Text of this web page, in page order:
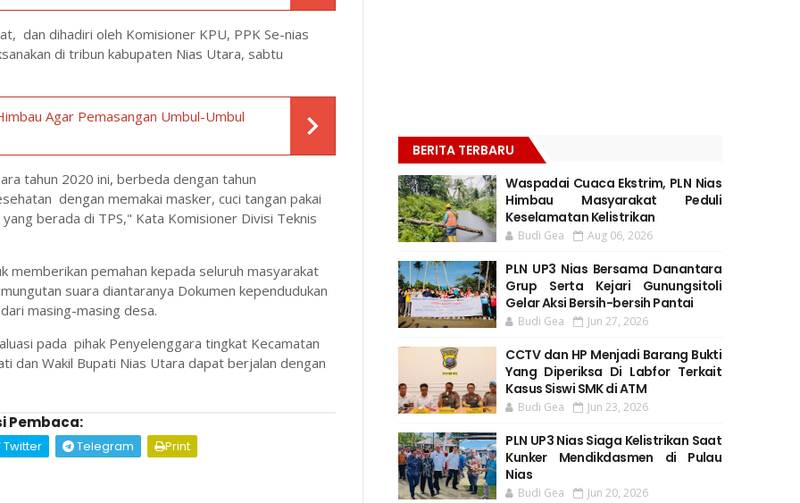
dan dihadiri oleh Komisioner KPU, PPK Se-nias
di tribun kabupaten Nias Utara, sabtu
Agar Pemasangan Umbul-Umbul
tahun 2020 ini, berbeda dengan tahun
dengan memakai masker, cuci tangan pakai
berada di TPS," Kata Komisioner Divisi Teknis
memberikan pemahan kepada seluruh masyarakat
suara diantaranya Dokumen kependudukan
masing-masing desa.
pada pihak Penyelenggara tingkat Kecamatan
dan Wakil Bupati Nias Utara dapat berjalan dengan
Pembaca:
Twitter Telegram Print
BERITA TERBARU
Waspadai Cuaca Ekstrim, PLN Nias
Himbau Masyarakat Peduli
Keselamatan Kelistrikan
Budi Gea Aug 06, 2026
PLN UP3 Nias Bersama Danantara
Grup Serta Kejari Gunungsitoli
Gelar Aksi Bersih-bersih Pantai
Budi Gea Jun 27, 2026
CCTV dan HP Menjadi Barang Bukti
Yang Diperiksa Di Labfor Terkait
Kasus Siswi SMK di ATM
Budi Gea Jun 23, 2026
PLN UP3 Nias Siaga Kelistrikan Saat
Kunker Mendikdasmen di Pulau
Nias
Budi Gea Jun 20, 2026